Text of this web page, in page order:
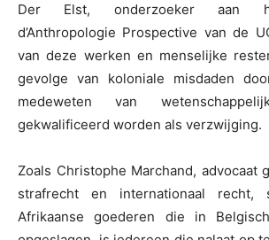
Der Elst, onderzoeker aan
d’Anthropologie Prospective van de
van deze werken en menselijke
gevolge van koloniale misdaden
medeweten van
gekwalificeerd worden als verzwijging.
Zoals Christophe Marchand, advocaat
strafrecht en internationaal
Afrikaanse goederen die in